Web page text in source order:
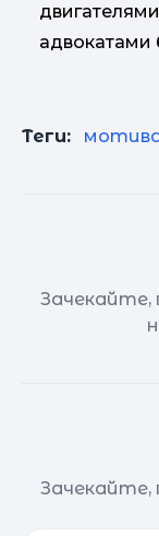
адвокатами
Теги:
Зачекайте,
Зачекайте,